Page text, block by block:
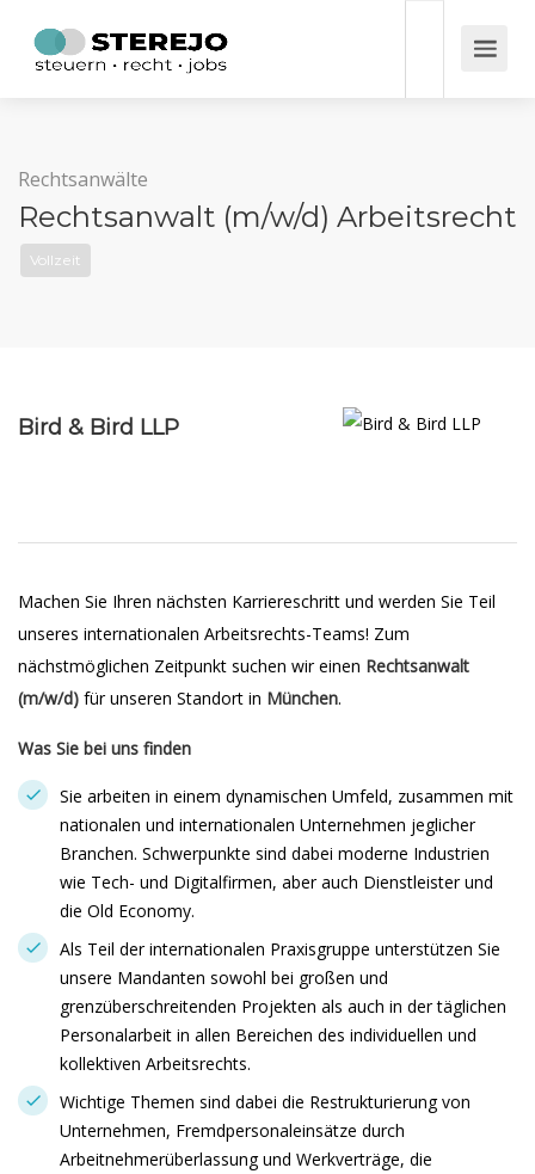
Rechtsanwälte
Rechtsanwalt (m/w/d) Arbeitsrecht
Vollzeit
Bird & Bird LLP
Machen Sie Ihren nächsten Karriereschritt und werden Sie Teil
unseres internationalen Arbeitsrechts-Teams! Zum
nächstmöglichen Zeitpunkt suchen wir einen Rechtsanwalt
(m/w/d) für unseren Standort in München.
Was Sie bei uns finden
Sie arbeiten in einem dynamischen Umfeld, zusammen mit
nationalen und internationalen Unternehmen jeglicher
Branchen. Schwerpunkte sind dabei moderne Industrien
wie Tech- und Digitalfirmen, aber auch Dienstleister und
die Old Economy.
Als Teil der internationalen Praxisgruppe unterstützen Sie
unsere Mandanten sowohl bei großen und
grenzüberschreitenden Projekten als auch in der täglichen
Personalarbeit in allen Bereichen des individuellen und
kollektiven Arbeitsrechts.
Wichtige Themen sind dabei die Restrukturierung von
Unternehmen, Fremdpersonaleinsätze durch
Arbeitnehmerüberlassung und Werkverträge, die